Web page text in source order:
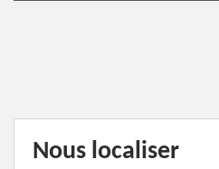
Nous localiser